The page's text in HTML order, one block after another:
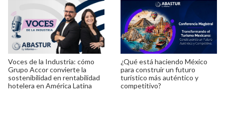
Voces de la Industria: cómo
Grupo Accor convierte la
sostenibilidad en rentabilidad
hotelera en América Latina
¿Qué está haciendo México
para construir un futuro
turístico más auténtico y
competitivo?